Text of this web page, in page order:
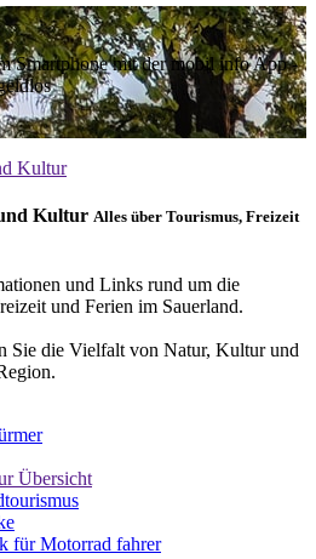
Smartphone mit der mobil info App -
Kultur
Kultur Alles über Tourismus, Freizeit
und Links rund um die
und Ferien im Sauerland.
Sie die Vielfalt von Natur, Kultur und
Übersicht
für Motorrad fahrer